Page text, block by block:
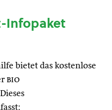
Infopaket
bietet das kostenlose
bio